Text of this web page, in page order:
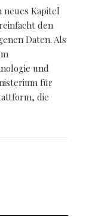
neues Kapitel
den
Daten. Als
und
für
die